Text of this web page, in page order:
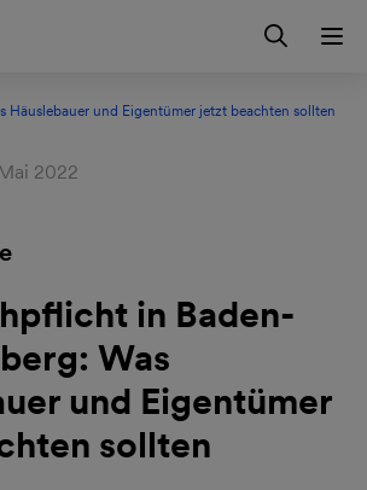
springen
springen
springenspringen
und Eigentümer jetzt beachten sollten
2022
in Baden-
Was
und Eigentümer
sollten